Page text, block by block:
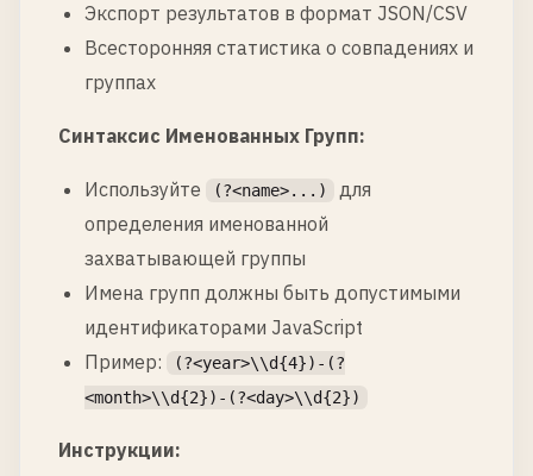
Экспорт результатов в формат JSON/CSV
Всесторонняя статистика о совпадениях и
группах
Синтаксис Именованных Групп:
Используйте (?<name>...)
для
определения именованной
захватывающей группы
Имена групп должны быть допустимыми
идентификаторами JavaScript
Пример:
(?<year>\\d{4})-(?
<month>\\d{2})-(?<day>\\d{2})
Инструкции: